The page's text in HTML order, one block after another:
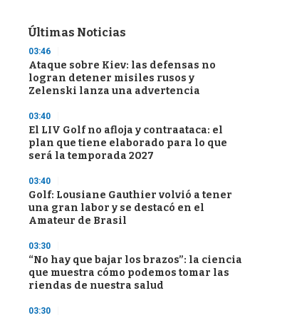
Últimas Noticias
03:46
Ataque sobre Kiev: las defensas no
logran detener misiles rusos y
Zelenski lanza una advertencia
03:40
El LIV Golf no afloja y contraataca: el
plan que tiene elaborado para lo que
será la temporada 2027
03:40
Golf: Lousiane Gauthier volvió a tener
una gran labor y se destacó en el
Amateur de Brasil
03:30
“No hay que bajar los brazos”: la ciencia
que muestra cómo podemos tomar las
riendas de nuestra salud
03:30